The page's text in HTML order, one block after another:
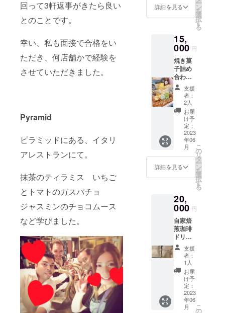
回って3軒返事がきたら良い
とのことです。
幸い、私も面接で合格をい
ただき、何店舗かで経験を
させていただきました。
Pyramid
ピラミッドにある、イタリ
アレストランにて。
抹茶のティラミス いちご
とトマトのガスパチョ
ジャスミンのチョコムース
など学びました。
グカッ
プサイ
ズ ・
・オ
リジナ
ルロゴ
・白
詳細を見る ー
ン
を
選
択
す
る
15,
000 円
焼き菓
子詰め
合わせ
20個入
り 特定
原材料:
小麦
卵
アーモ
ンドを
使用し
ている
焼き菓
子もあ
りま
す。
支援
者：
2人
お届
け予
定：
2023
年06
月
詳細を見る
こ
の
リ
タ
ー
ン
を
選
択
す
る
20,
000 円
自家焙
煎珈琲
ドリッ
プパッ
クコー
ヒー２
種類×5
袋（計
１０
袋）と
お菓子
１０個
支援
者：
1人
お届
け予
定：
2023
年06
月
こ
の